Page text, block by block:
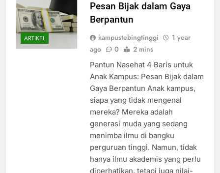
ARTIKEL
Pesan Bijak dalam Gaya
Berpantun
kampustebingtinggi
1 year
ago
0 2 mins
Pantun Nasehat 4 Baris untuk
Anak Kampus: Pesan Bijak dalam
Gaya Berpantun Anak kampus,
siapa yang tidak mengenal
mereka? Mereka adalah
generasi muda yang sedang
menimba ilmu di bangku
perguruan tinggi. Namun, tidak
hanya ilmu akademis yang perlu
diperhatikan, tetapi juga nilai-